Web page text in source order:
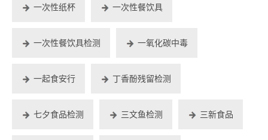
一次性纸杯 一次性餐饮具
一次性餐饮具检测 一氧化碳中毒
一起食安行 丁香酚残留检测
七夕食品检测 三文鱼检测 三新食品